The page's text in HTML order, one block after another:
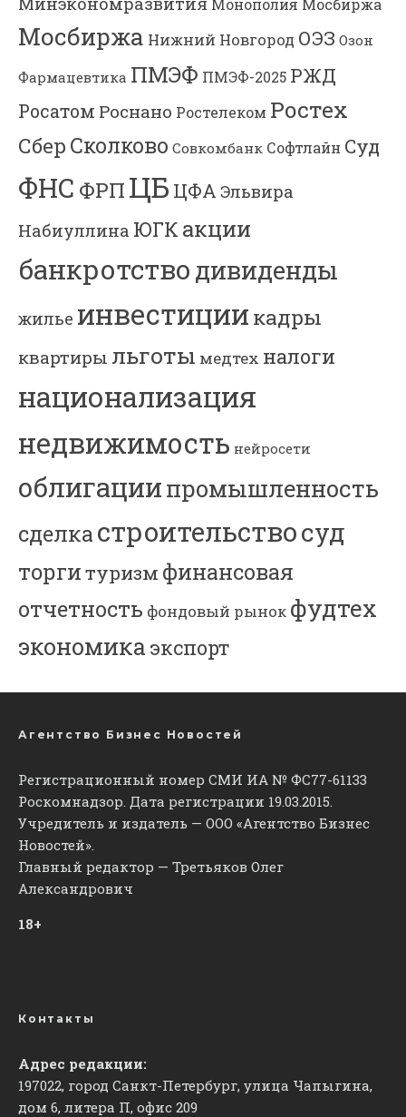
Монополия Мосбиржа
Мосбиржа Нижний Новгород ОЭЗ Озон
Фармацевтика ПМЭФ ПМЭФ-2025 РЖД
Росатом Роснано Ростелеком Ростех
Сбер Сколково Совкомбанк Софтлайн Суд
ФНС ФРП ЦБ ЦФА Эльвира
Набиуллина ЮГК акции
банкротство дивиденды
жилье инвестиции кадры
квартиры льготы медтех налоги
национализация
недвижимость нейросети
облигациипромышленность
сделкастроительствосуд
торгитуризм финансовая
отчетность фондовый рынок фудтех
экономика экспорт
Агентство Бизнес Новостей
Регистрационный номер СМИ ИА № ФС77-61133
Роскомнадзор. Дата регистрации 19.03.2015.
Учредитель и издатель — ООО «Агентство Бизнес
Новостей».
Главный редактор — Третьяков Олег
Александрович
18+
Контакты
Адрес редакции:
197022, город Санкт-Петербург, улица Чапыгина,
дом 6, литера П, офис 209